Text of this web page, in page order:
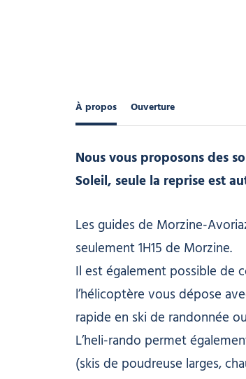
À propos Ouverture
Nous vous proposons des
Soleil, seule la reprise est
Les guides de Morzine-
seulement 1H15 de Morzine.
Il est également possible de
l’hélicoptère vous dépose
rapide en ski de randonnée
L’heli-rando permet
(skis de poudreuse larges,